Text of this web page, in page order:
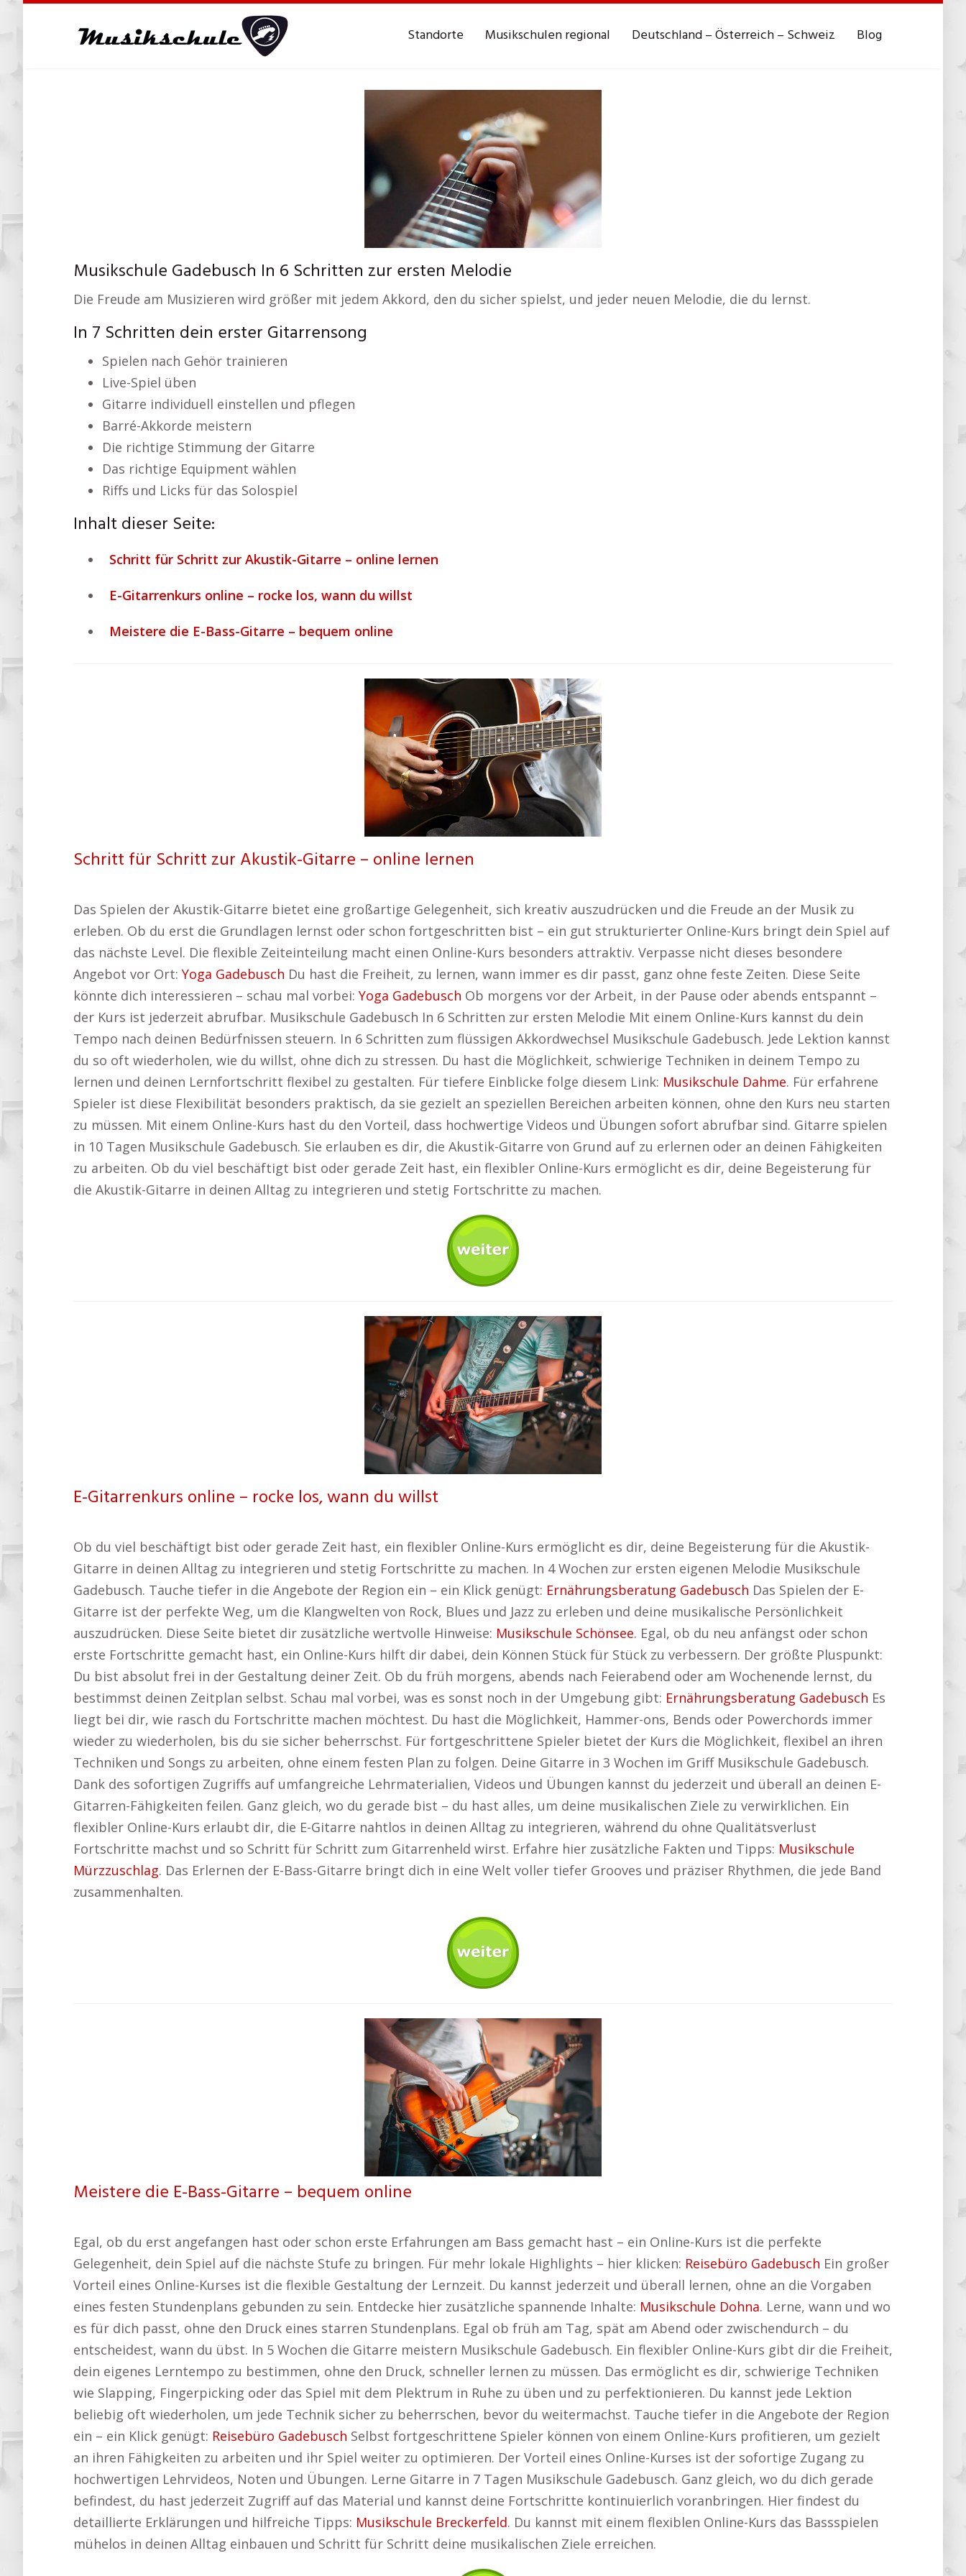
content
Standorte Musikschulen regional Deutschland – Österreich – Schweiz Blog
Musikschule Gadebusch In 6 Schritten zur ersten Melodie
Die Freude am Musizieren wird größer mit jedem Akkord, den du sicher spielst, und jeder neuen Melodie, die du lernst.
In 7 Schritten dein erster Gitarrensong
Spielen nach Gehör trainieren
Live-Spiel üben
Gitarre individuell einstellen und pflegen
Barré-Akkorde meistern
Die richtige Stimmung der Gitarre
Das richtige Equipment wählen
Riffs und Licks für das Solospiel
Inhalt dieser Seite:
Schritt für Schritt zur Akustik-Gitarre – online lernen
E-Gitarrenkurs online – rocke los, wann du willst
Meistere die E-Bass-Gitarre – bequem online
Schritt für Schritt zur Akustik-Gitarre – online lernen
Das Spielen der Akustik-Gitarre bietet eine großartige Gelegenheit, sich kreativ auszudrücken und die Freude an der Musik zu
erleben. Ob du erst die Grundlagen lernst oder schon fortgeschritten bist – ein gut strukturierter Online-Kurs bringt dein Spiel auf
das nächste Level. Die flexible Zeiteinteilung macht einen Online-Kurs besonders attraktiv. Verpasse nicht dieses besondere
Angebot vor Ort: Yoga Gadebusch Du hast die Freiheit, zu lernen, wann immer es dir passt, ganz ohne feste Zeiten. Diese Seite
könnte dich interessieren – schau mal vorbei: Yoga Gadebusch Ob morgens vor der Arbeit, in der Pause oder abends entspannt –
der Kurs ist jederzeit abrufbar. Musikschule Gadebusch In 6 Schritten zur ersten Melodie Mit einem Online-Kurs kannst du dein
Tempo nach deinen Bedürfnissen steuern. In 6 Schritten zum flüssigen Akkordwechsel Musikschule Gadebusch. Jede Lektion kannst
du so oft wiederholen, wie du willst, ohne dich zu stressen. Du hast die Möglichkeit, schwierige Techniken in deinem Tempo zu
lernen und deinen Lernfortschritt flexibel zu gestalten. Für tiefere Einblicke folge diesem Link: Musikschule Dahme. Für erfahrene
Spieler ist diese Flexibilität besonders praktisch, da sie gezielt an speziellen Bereichen arbeiten können, ohne den Kurs neu starten
zu müssen. Mit einem Online-Kurs hast du den Vorteil, dass hochwertige Videos und Übungen sofort abrufbar sind. Gitarre spielen
in 10 Tagen Musikschule Gadebusch. Sie erlauben es dir, die Akustik-Gitarre von Grund auf zu erlernen oder an deinen Fähigkeiten
zu arbeiten. Ob du viel beschäftigt bist oder gerade Zeit hast, ein flexibler Online-Kurs ermöglicht es dir, deine Begeisterung für
die Akustik-Gitarre in deinen Alltag zu integrieren und stetig Fortschritte zu machen.
E-Gitarrenkurs online – rocke los, wann du willst
Ob du viel beschäftigt bist oder gerade Zeit hast, ein flexibler Online-Kurs ermöglicht es dir, deine Begeisterung für die Akustik-
Gitarre in deinen Alltag zu integrieren und stetig Fortschritte zu machen. In 4 Wochen zur ersten eigenen Melodie Musikschule
Gadebusch. Tauche tiefer in die Angebote der Region ein – ein Klick genügt: Ernährungsberatung Gadebusch Das Spielen der E-
Gitarre ist der perfekte Weg, um die Klangwelten von Rock, Blues und Jazz zu erleben und deine musikalische Persönlichkeit
auszudrücken. Diese Seite bietet dir zusätzliche wertvolle Hinweise: Musikschule Schönsee. Egal, ob du neu anfängst oder schon
erste Fortschritte gemacht hast, ein Online-Kurs hilft dir dabei, dein Können Stück für Stück zu verbessern. Der größte Pluspunkt:
Du bist absolut frei in der Gestaltung deiner Zeit. Ob du früh morgens, abends nach Feierabend oder am Wochenende lernst, du
bestimmst deinen Zeitplan selbst. Schau mal vorbei, was es sonst noch in der Umgebung gibt: Ernährungsberatung Gadebusch Es
liegt bei dir, wie rasch du Fortschritte machen möchtest. Du hast die Möglichkeit, Hammer-ons, Bends oder Powerchords immer
wieder zu wiederholen, bis du sie sicher beherrschst. Für fortgeschrittene Spieler bietet der Kurs die Möglichkeit, flexibel an ihren
Techniken und Songs zu arbeiten, ohne einem festen Plan zu folgen. Deine Gitarre in 3 Wochen im Griff Musikschule Gadebusch.
Dank des sofortigen Zugriffs auf umfangreiche Lehrmaterialien, Videos und Übungen kannst du jederzeit und überall an deinen E-
Gitarren-Fähigkeiten feilen. Ganz gleich, wo du gerade bist – du hast alles, um deine musikalischen Ziele zu verwirklichen. Ein
flexibler Online-Kurs erlaubt dir, die E-Gitarre nahtlos in deinen Alltag zu integrieren, während du ohne Qualitätsverlust
Fortschritte machst und so Schritt für Schritt zum Gitarrenheld wirst. Erfahre hier zusätzliche Fakten und Tipps: Musikschule
Mürzzuschlag. Das Erlernen der E-Bass-Gitarre bringt dich in eine Welt voller tiefer Grooves und präziser Rhythmen, die jede Band
zusammenhalten.
Meistere die E-Bass-Gitarre – bequem online
Egal, ob du erst angefangen hast oder schon erste Erfahrungen am Bass gemacht hast – ein Online-Kurs ist die perfekte
Gelegenheit, dein Spiel auf die nächste Stufe zu bringen. Für mehr lokale Highlights – hier klicken: Reisebüro Gadebusch Ein großer
Vorteil eines Online-Kurses ist die flexible Gestaltung der Lernzeit. Du kannst jederzeit und überall lernen, ohne an die Vorgaben
eines festen Stundenplans gebunden zu sein. Entdecke hier zusätzliche spannende Inhalte: Musikschule Dohna. Lerne, wann und wo
es für dich passt, ohne den Druck eines starren Stundenplans. Egal ob früh am Tag, spät am Abend oder zwischendurch – du
entscheidest, wann du übst. In 5 Wochen die Gitarre meistern Musikschule Gadebusch. Ein flexibler Online-Kurs gibt dir die Freiheit,
dein eigenes Lerntempo zu bestimmen, ohne den Druck, schneller lernen zu müssen. Das ermöglicht es dir, schwierige Techniken
wie Slapping, Fingerpicking oder das Spiel mit dem Plektrum in Ruhe zu üben und zu perfektionieren. Du kannst jede Lektion
beliebig oft wiederholen, um jede Technik sicher zu beherrschen, bevor du weitermachst. Tauche tiefer in die Angebote der Region
ein – ein Klick genügt: Reisebüro Gadebusch Selbst fortgeschrittene Spieler können von einem Online-Kurs profitieren, um gezielt
an ihren Fähigkeiten zu arbeiten und ihr Spiel weiter zu optimieren. Der Vorteil eines Online-Kurses ist der sofortige Zugang zu
hochwertigen Lehrvideos, Noten und Übungen. Lerne Gitarre in 7 Tagen Musikschule Gadebusch. Ganz gleich, wo du dich gerade
befindest, du hast jederzeit Zugriff auf das Material und kannst deine Fortschritte kontinuierlich voranbringen. Hier findest du
detaillierte Erklärungen und hilfreiche Tipps: Musikschule Breckerfeld. Du kannst mit einem flexiblen Online-Kurs das Bassspielen
mühelos in deinen Alltag einbauen und Schritt für Schritt deine musikalischen Ziele erreichen.